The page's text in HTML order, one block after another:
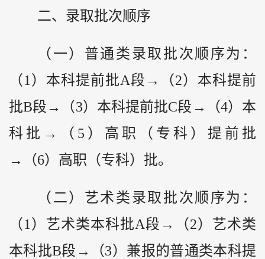
二、录取批次顺序
（一）普通类录取批次顺序为：
（1）本科提前批A段→（2）本科提前
批B段→（3）本科提前批C段→（4）本
科批→（5）高职（专科）提前批
→（6）高职（专科）批。
（二）艺术类录取批次顺序为：
（1）艺术类本科批A段→（2）艺术类
本科批B段→（3）兼报的普通类本科提